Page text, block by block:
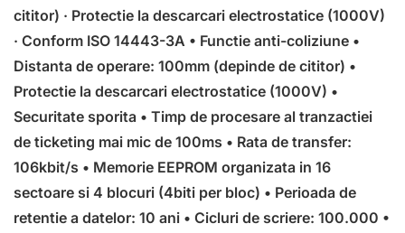
cititor) · Protectie la descarcari electrostatice (1000V)
· Conform ISO 14443-3A • Functie anti-coliziune •
Distanta de operare: 100mm (depinde de cititor) •
Protectie la descarcari electrostatice (1000V) •
Securitate sporita • Timp de procesare al tranzactiei
de ticketing mai mic de 100ms • Rata de transfer:
106kbit/s • Memorie EEPROM organizata in 16
sectoare si 4 blocuri (4biti per bloc) • Perioada de
retentie a datelor: 10 ani • Cicluri de scriere: 100.000 •